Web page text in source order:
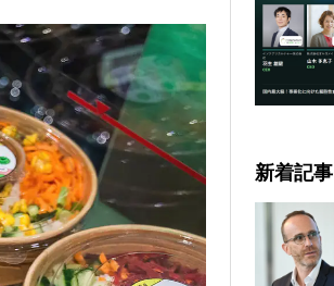
新着記事